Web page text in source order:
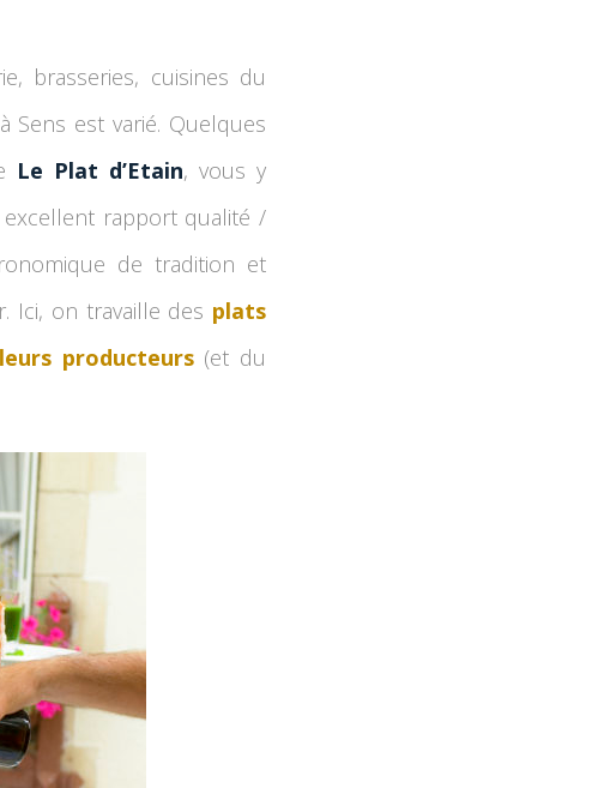
brasseries, cuisines du
est varié. Quelques
Le Plat d’Etain, vous y
excellent rapport qualité /
de tradition et
Ici, on travaille des plats
producteurs(et du